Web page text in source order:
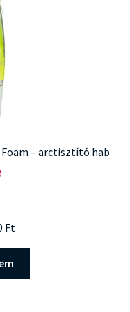
Foam – arctisztító hab
Ft
price
3.590 Ft.